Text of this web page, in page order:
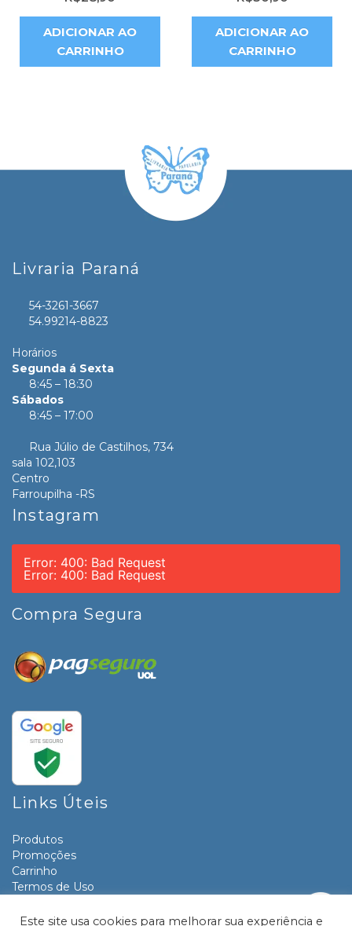
ADICIONAR AO
CARRINHO
ADICIONAR AO
CARRINHO
Livraria Paraná
54-3261-3667
54.99214-8823
Horários
Segunda á Sexta
8:45 – 18:30
Sábados
8:45 – 17:00
Rua Júlio de Castilhos, 734
sala 102,103
Centro
Farroupilha -RS
Instagram
Error: 400: Bad Request
Error: 400: Bad Request
Compra Segura
Links Úteis
Produtos
Promoções
Carrinho
Termos de Uso
Contato
Este site usa cookies para melhorar sua experiência e